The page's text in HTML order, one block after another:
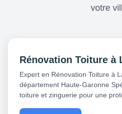
votre
Rénovation Toiture à
Expert en Rénovation Toiture à
département Haute-Garonne
toiture et zinguerie pour une